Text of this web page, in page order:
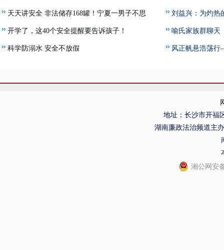
天天讲安全 非法储存168罐！宁夏一男子不思
悔改被拘留7日
开学了，这40个安全提醒要告诉孩子！
科学防溺水 安全不放假
刘益兴：为灼
热》与新大众文艺
喻氏家族群聊天
风正帆悬浩荡
地址：长沙市开福
湖南廉政法治频道主
湘公网安